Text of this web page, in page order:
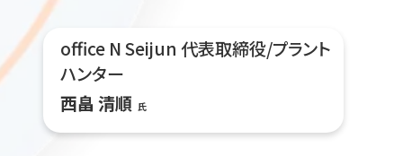
office N Seijun 代表取締役/プラント
ハンター
西畠 清順 氏